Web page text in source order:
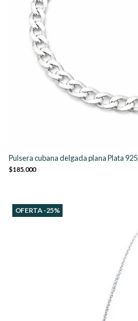
Pulsera cubana delgada plana Plata 925
$185.000
OFERTA -25%